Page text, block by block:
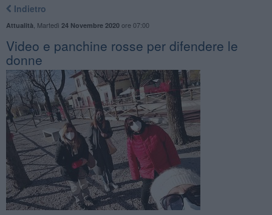
Indietro
Attualità Martedì 24 Novembre 2020ore 07:00
​Video e panchine rosse per difendere le
donne